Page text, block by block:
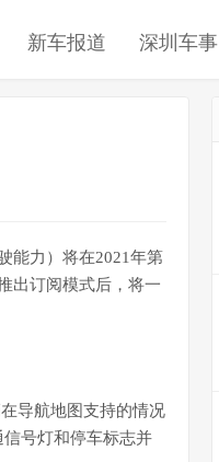
新车报道 深圳车事
能力）将在2021年第
出订阅模式后，将一
导航地图支持的情况
号灯和停车标志并